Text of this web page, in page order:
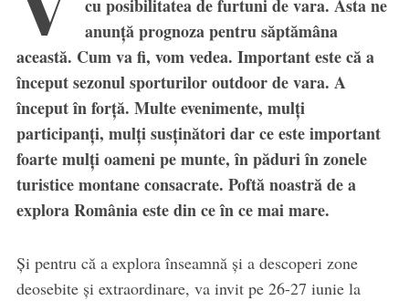
cu posibilitatea de furtuni de vara. Asta ne
anunță prognoza pentru săptămâna
această. Cum va fi, vom vedea. Important este că a
început sezonul sporturilor outdoor de vara. A
început în forță. Multe evenimente, mulți
participanți, mulți susținători dar ce este important
foarte mulți oameni pe munte, în păduri în zonele
turistice montane consacrate. Poftă noastră de a
explora România este din ce în ce mai mare.
Și pentru că a explora înseamnă și a descoperi zone
deosebite și extraordinare, va invit pe 26-27 iunie la